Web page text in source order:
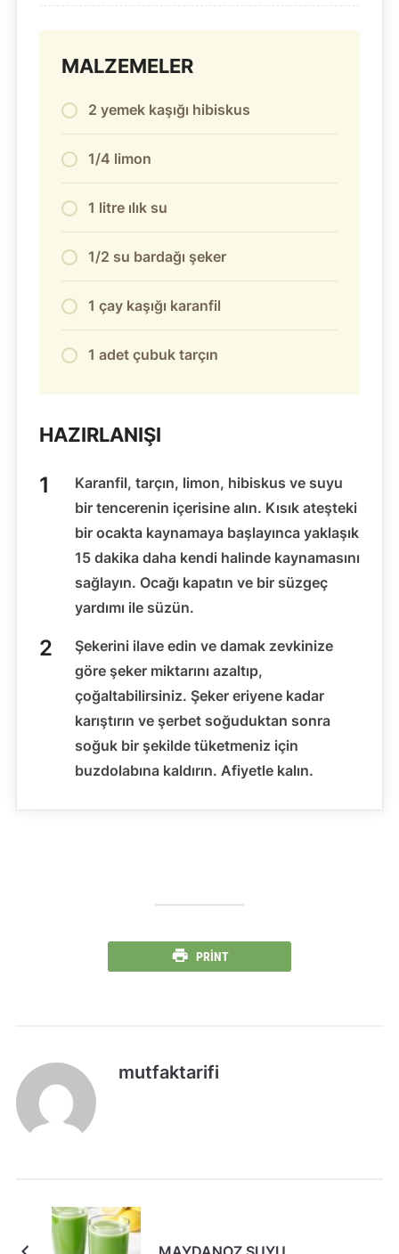
MALZEMELER
2 yemek kaşığı hibiskus
1/4 limon
1 litre ılık su
1/2 su bardağı şeker
1 çay kaşığı karanfil
1 adet çubuk tarçın
HAZIRLANIŞI
Karanfil, tarçın, limon, hibiskus ve suyu
bir tencerenin içerisine alın. Kısık ateşteki
bir ocakta kaynamaya başlayınca yaklaşık
15 dakika daha kendi halinde kaynamasını
sağlayın. Ocağı kapatın ve bir süzgeç
yardımı ile süzün.
Şekerini ilave edin ve damak zevkinize
göre şeker miktarını azaltıp,
çoğaltabilirsiniz. Şeker eriyene kadar
karıştırın ve şerbet soğuduktan sonra
soğuk bir şekilde tüketmeniz için
buzdolabına kaldırın. Afiyetle kalın.
PRINT
mutfaktarifi